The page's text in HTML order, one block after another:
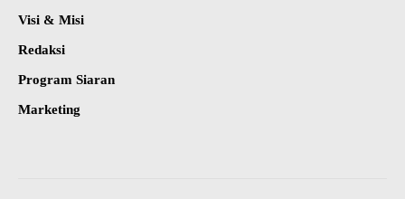
Visi & Misi
Redaksi
Program Siaran
Marketing